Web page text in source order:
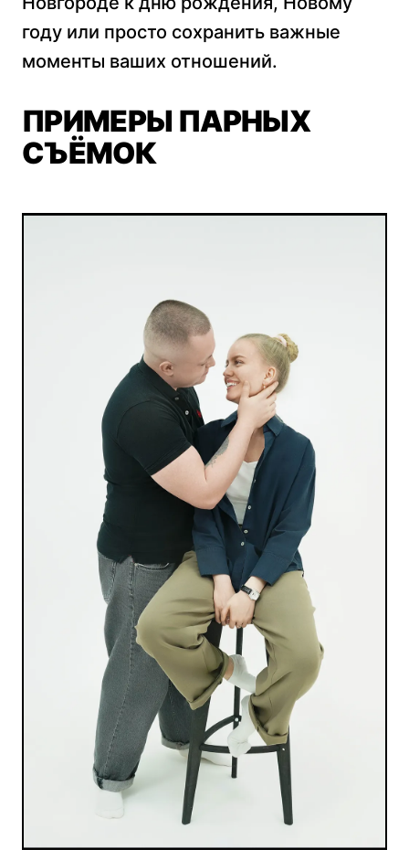
году или просто сохранить важные
моменты ваших отношений.
ПРИМЕРЫ ПАРНЫХ
СЪЁМОК